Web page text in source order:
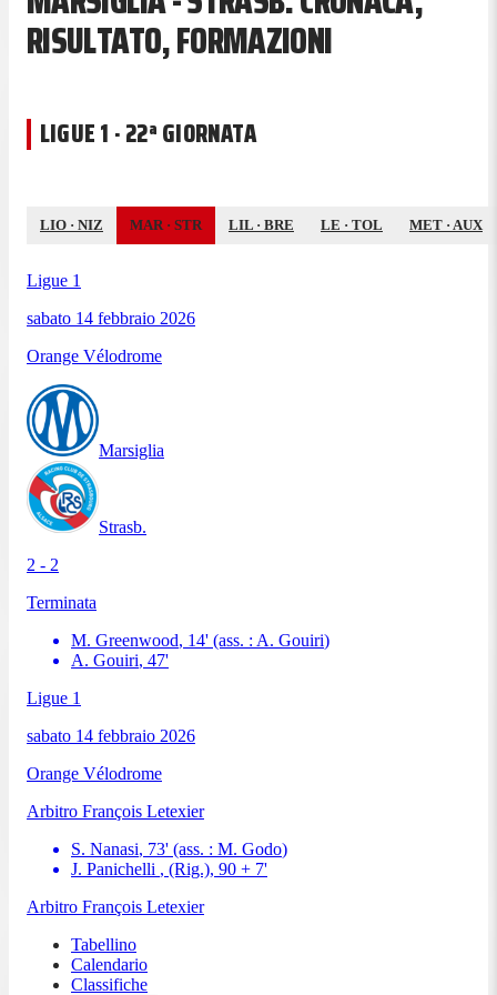
RISULTATO, FORMAZIONI
LIGUE 1 · 22ª GIORNATA
LIO · NIZ MAR· STR LIL · BRE LE · TOL MET · AUX
Ligue 1
sabato 14 febbraio 2026
Orange Vélodrome
Marsiglia
Strasb.
2 - 2
Terminata
M. Greenwood, 14' (ass. : A. Gouiri)
A. Gouiri, 47'
Ligue 1
sabato 14 febbraio 2026
Orange Vélodrome
Arbitro François Letexier
S. Nanasi, 73' (ass. : M. Godo)
J. Panichelli , (Rig.), 90 + 7'
Arbitro François Letexier
Tabellino
Calendario
Classifiche